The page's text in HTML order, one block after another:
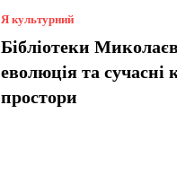
Я культурний
Бібліотеки
еволюція та сучасні
простори